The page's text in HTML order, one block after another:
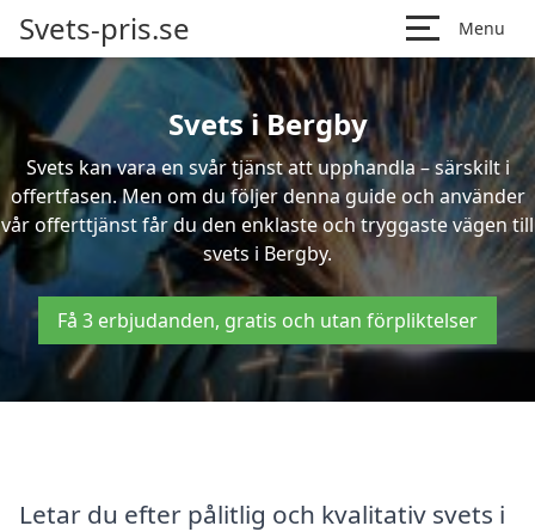
Svets-pris.se Menu
Svets i Bergby
Svets kan vara en svår tjänst att upphandla – särskilt i
offertfasen. Men om du följer denna guide och använder
vår offerttjänst får du den enklaste och tryggaste vägen till
svets i Bergby.
Få 3 erbjudanden, gratis och utan förpliktelser
Letar du efter pålitlig och kvalitativ svets i